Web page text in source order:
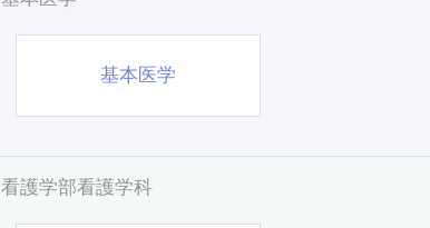
基本医学
看護学部看護学科